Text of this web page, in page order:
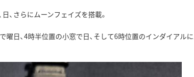
、さらにムーンフェイズを搭載。
曜日、4時半位置の小窓で日、そして6時位置のインダイアル